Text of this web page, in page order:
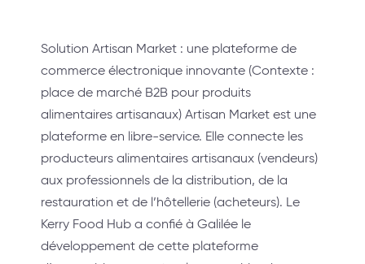
Solution Artisan Market : une plateforme de
commerce électronique innovante (Contexte :
place de marché B2B pour produits
alimentaires artisanaux) Artisan Market est une
plateforme en libre-service. Elle connecte les
producteurs alimentaires artisanaux (vendeurs)
aux professionnels de la distribution, de la
restauration et de l’hôtellerie (acheteurs). Le
Kerry Food Hub a confié à Galilée le
développement de cette plateforme